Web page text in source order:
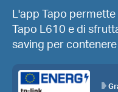
L'app Tapo
Tapo L610 e di
saving per